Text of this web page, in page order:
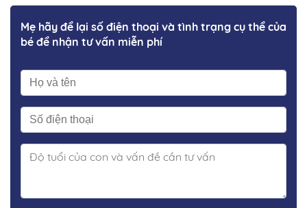
Mẹ hãy để lại số điện thoại và tình trạng cụ thể của
bé để nhận tư vấn miễn phí